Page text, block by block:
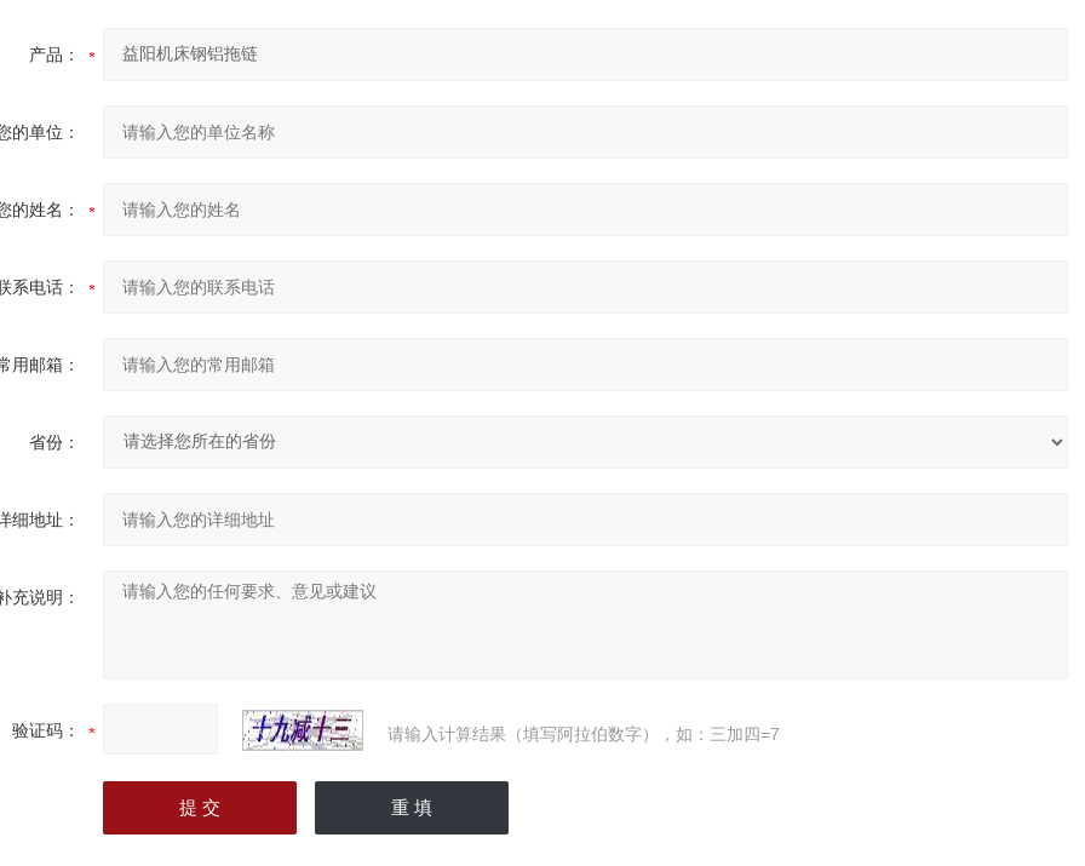
产品：
的单位：
的姓名：
系电话：
用邮箱：
省份：
细地址：
充说明：
验证码： 请输入计算结果（填写阿拉伯数字），如：三加四=7